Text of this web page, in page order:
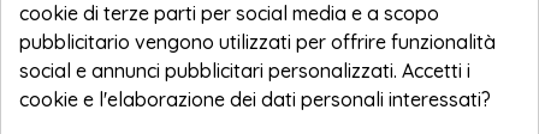
NOOVA ITALIA Srl
Corso Sempione 240
21052 Busto Arsizio [VA]
cookie di terze parti per social media e a scopo
pubblicitario vengono utilizzati per offrire funzionalità
social e annunci pubblicitari personalizzati. Accetti i
cookie e l'elaborazione dei dati personali interessati?